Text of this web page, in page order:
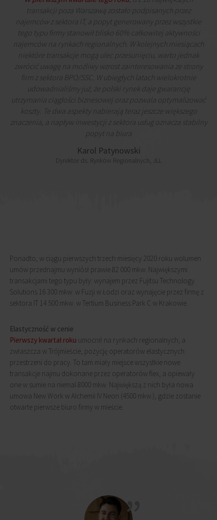
transakcji poza Warszawą zostało podpisanych przez
najemców z sektora IT, a popyt generowany przez wszystkie
tego typu firmy stanowił blisko 60% całkowitej aktywności
najemców na rynkach regionalnych. W kolejnych miesiącach
niektóre transakcje mogą ulec przesunięciu, warto jednak
zwrócić uwagę na możliwy wzrost zainteresowania ze strony
firm z sektora BPO/SSC. W ubiegłych latach wielokrotnie
udowadnialiśmy już, że polski rynek daje gwarancję
utrzymania ciągłości biznesowej oraz pozwala optymalizować
koszty. Te dwa aspekty nabierają teraz jeszcze większego
znaczenia, a napływ inwestycji z sektora usług oznacza stabilny
popyt na biura
Karol Patynowski
Dyrektor ds. Rynków Regionalnych, JLL
Ponadto, w ciągu pierwszych trzech miesięcy 2020 roku wolumen
umów przednajmu wyniósł prawie 82 000 mkw. Największymi
transakcjami tego typu były: wynajem przez Fujitsu Technology
Solutions 16 300 mkw. w Fuzji w Łodzi oraz wynajęcie przez firmę z
sektora IT 14 500 mkw. w Tertium Business Park C w Krakowie.
Elastyczność w cenie
Pierwszy kwartał roku umocnił na rynkach regionalnych, a
zwłaszcza w Trójmieście, pozycję operatorów elastycznych
przestrzeni do pracy. To tam miały miejsce wszystkie nowe
transakcje najmu dokonane przez operatorów flex, a opiewały
one w sumie na niemal 8000 mkw. Największą z nich była nowa
umowa New Work w Alchemii IV Neon (4500 mkw.), gdzie zostanie
otwarte pierwsze biuro firmy w mieście.